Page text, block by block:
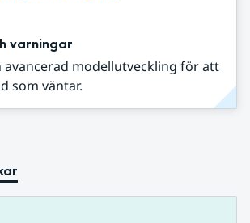
varningar
avancerad modellutveckling för att
som väntar.